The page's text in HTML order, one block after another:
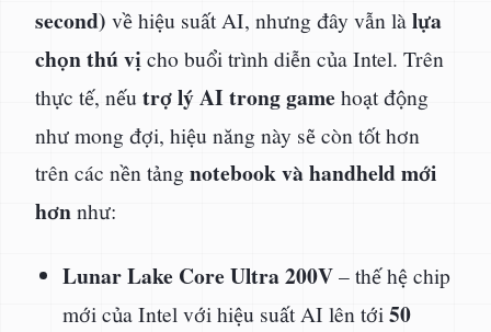
second) về hiệu suất AI, nhưng đây vẫn làlựa
chọn thú vịcho buổi trình diễn của Intel. Trên
thực tế, nếu trợ lý AI trong gamehoạt động
như mong đợi, hiệu năng này sẽ còn tốt hơn
trên các nền tảngnotebook và handheld mới
hơnnhư:
Lunar Lake Core Ultra 200V– thế hệ chip
mới của Intel với hiệu suất AI lên tới50